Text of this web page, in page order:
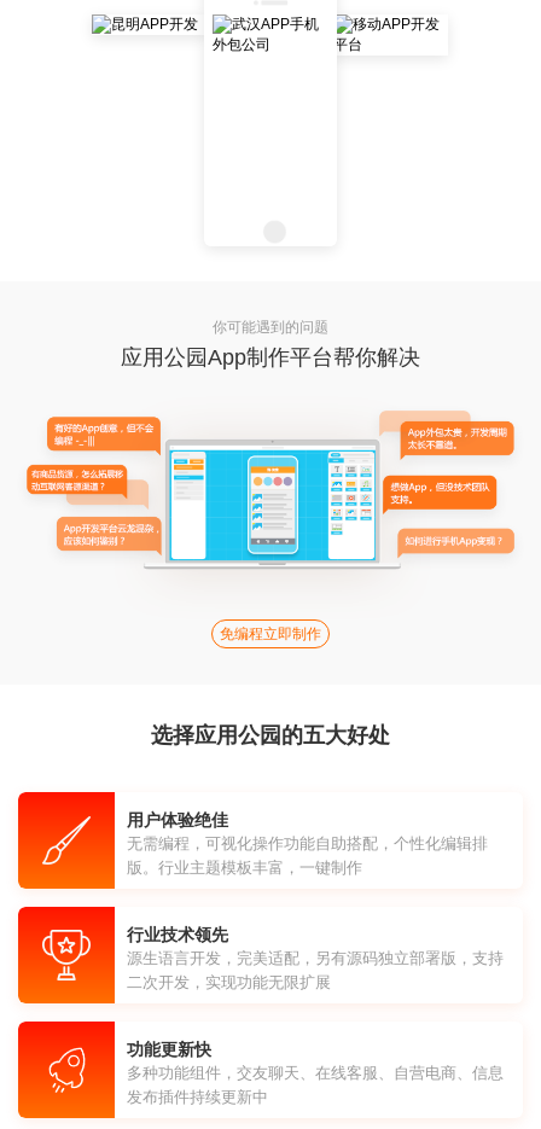
你可能遇到的问题
应用公园App制作平台帮你解决
免编程立即制作
选择应用公园的五大好处
用户体验绝佳
无需编程，可视化操作功能自助搭配，个性化编辑排
版。行业主题模板丰富，一键制作
行业技术领先
源生语言开发，完美适配，另有源码独立部署版，支持
二次开发，实现功能无限扩展
功能更新快
多种功能组件，交友聊天、在线客服、自营电商、信息
发布插件持续更新中